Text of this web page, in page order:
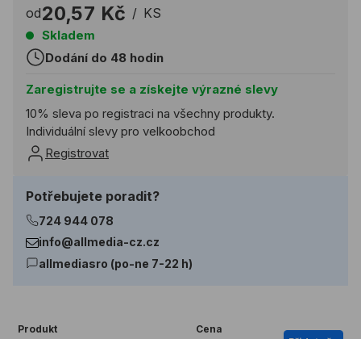
od20,57 Kč / KS
Skladem
Dodání do 48 hodin
Zaregistrujte se a získejte výrazné slevy
10% sleva po registraci na všechny produkty.
Individuální slevy pro velkoobchod
Registrovat
Potřebujete poradit?
724 944 078
info@allmedia-cz.cz
allmediasro (po-ne 7-22 h)
Produkt
Cena